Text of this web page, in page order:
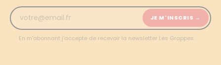
JE M'INSCRIS →
En m'abonnant j'accepte de recevoir la newsletter Les Grappes.